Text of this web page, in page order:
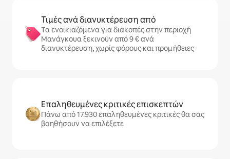
Τιμές ανά διανυκτέρευση από
Τα ενοικιαζόμενα για διακοπές στην περιοχή
Μανάγκουα ξεκινούν από 9 € ανά
διανυκτέρευση, χωρίς φόρους και προμήθειες
Επαληθευμένες κριτικές επισκεπτών
Πάνω από 17.930 επαληθευμένες κριτικές θα σας
βοηθήσουν να επιλέξετε